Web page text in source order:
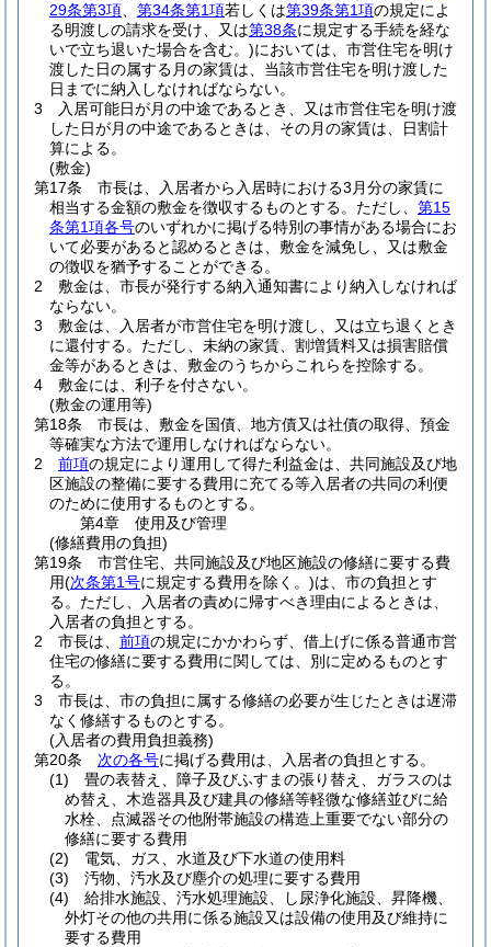
29条第3項
第34条第1項若しくは第39条第1項の規定によ
る明渡しの請求を受け、又は第38条に規定する手続を経な
いで立ち退いた場合を含む。)においては、市営住宅を明け
渡した日の属する月の家賃は、当該市営住宅を明け渡した
日までに納入しなければならない。
3
入居可能日が月の中途であるとき、又は市営住宅を明け渡
した日が月の中途であるときは、その月の家賃は、日割計
算による。
(敷金)
第17条
市長は、入居者から入居時における3月分の家賃に
相当する金額の敷金を徴収するものとする。 ただし、 第15
条第1項各号のいずれかに掲げる特別の事情がある場合にお
いて必要があると認めるときは、敷金を減免し、又は敷金
の徴収を猶予することができる。
2
敷金は、市長が発行する納入通知書により納入しなければ
ならない。
3
敷金は、入居者が市営住宅を明け渡し、又は立ち退くとき
に還付する。 ただし、未納の家賃、割増賃料又は損害賠償
金等があるときは、敷金のうちからこれらを控除する。
4
敷金には、利子を付さない。
(敷金の運用等)
第18条
市長は、敷金を国債、地方債又は社債の取得、預金
等確実な方法で運用しなければならない。
2
前項の規定により運用して得た利益金は、共同施設及び地
区施設の整備に要する費用に充てる等入居者の共同の利便
のために使用するものとする。
第4章
使用及び管理
(修繕費用の負担)
第19条
市営住宅、共同施設及び地区施設の修繕に要する費
用(次条第1号に規定する費用を除く。)は、市の負担とす
る。 ただし、入居者の責めに帰すべき理由によるときは、
入居者の負担とする。
2
市長は、 前項の規定にかかわらず、借上げに係る普通市営
住宅の修繕に要する費用に関しては、別に定めるものとす
る。
3
市長は、市の負担に属する修繕の必要が生じたときは遅滞
なく修繕するものとする。
(入居者の費用負担義務)
第20条
次の各号に掲げる費用は、入居者の負担とする。
(1)
畳の表替え、障子及びふすまの張り替え、ガラスのは
め替え、木造器具及び建具の修繕等軽微な修繕並びに給
水栓、点滅器その他附帯施設の構造上重要でない部分の
修繕に要する費用
(2)
電気、ガス、水道及び下水道の使用料
(3)
汚物、汚水及び塵介の処理に要する費用
(4)
給排水施設、汚水処理施設、し尿浄化施設、昇降機、
外灯その他の共用に係る施設又は設備の使用及び維持に
要する費用